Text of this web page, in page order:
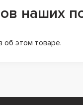
наших
об этом товаре.